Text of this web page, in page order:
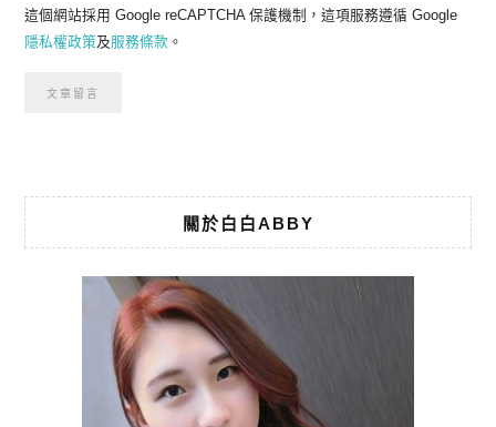
這個網站採用 Google reCAPTCHA 保護機制，這項服務遵循 Google
隱私權政策及服務條款 。
關於白白ABBY